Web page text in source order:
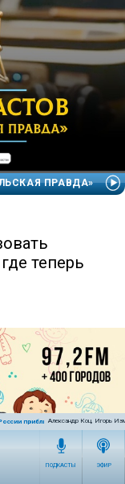
приблизит победу
Александр Коц, Игорь
ПОДКАСТЫ ЭФИР
ПРАВДА»
теперь